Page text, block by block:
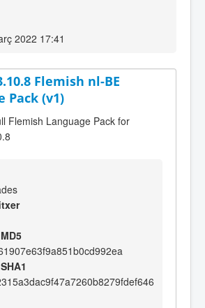
2022 17:41
Flemish nl-BE
Pack (v1)
Flemish Language Pack for